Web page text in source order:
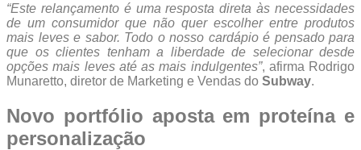
“Este relançamento é uma resposta direta às necessidades
de um consumidor que não quer escolher entre produtos
mais leves e sabor. Todo o nosso cardápio é pensado para
que os clientes tenham a liberdade de selecionar desde
opções mais leves até as mais indulgentes”, afirma Rodrigo
Munaretto, diretor de Marketing e Vendas do Subway.
Novo portfólio aposta em proteína e
personalização